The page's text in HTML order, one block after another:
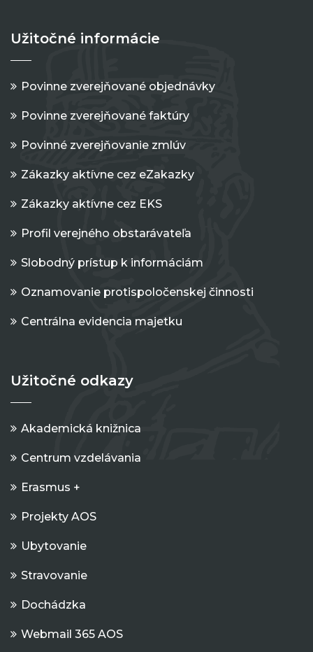
Užitočné informácie
Povinne zverejňované objednávky
Povinne zverejňované faktúry
Povinné zverejňovanie zmlúv
Zákazky aktívne cez eZakazky
Zákazky aktívne cez EKS
Profil verejného obstarávateľa
Slobodný prístup k informáciám
Oznamovanie protispoločenskej činnosti
Centrálna evidencia majetku
Užitočné odkazy
Akademická knižnica
Centrum vzdelávania
Erasmus +
Projekty AOS
Ubytovanie
Stravovanie
Dochádzka
Webmail 365 AOS